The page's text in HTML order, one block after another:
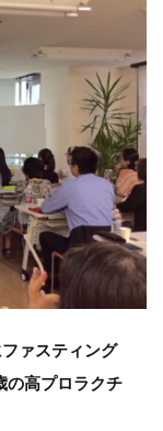
ァスティング
高プロラクチ